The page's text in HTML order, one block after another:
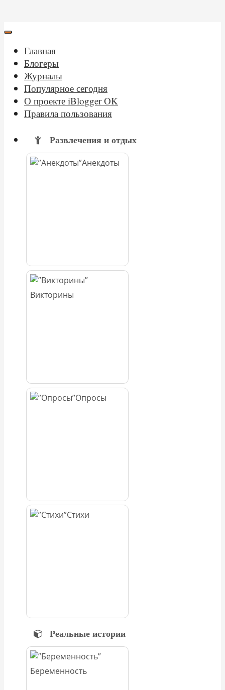
Главная
Блогеры
Журналы
Популярное сегодня
О проекте iBlogger OK
Правила пользования
Развлечения и отдых
Анекдоты
Викторины
Опросы
Стихи
Реальные истории
Беременность